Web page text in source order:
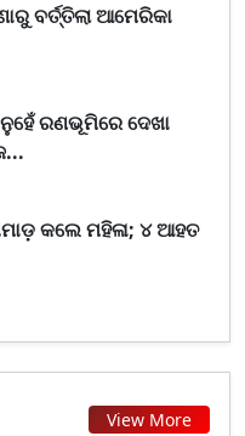
ବର୍ତ୍ତିଲା ଆମେରିକା
ନୁହେଁ ରଣଭୂମିରେ ଦେଖା
କଲେ ମହିଳା; ୪ ଆହତ
View More